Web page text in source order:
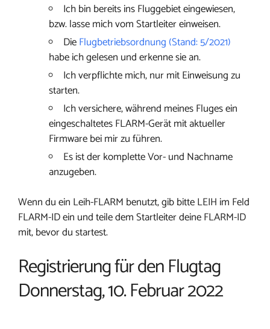
Ich bin bereits ins Fluggebiet eingewiesen,
bzw. lasse mich vom Startleiter einweisen.
DieFlugbetriebsordnung (Stand: 5/2021)
habe ich gelesen und erkenne sie an.
Ich verpflichte mich, nur mit Einweisung zu
starten.
Ich versichere, während meines Fluges ein
eingeschaltetes FLARM-Gerät mit aktueller
Firmware bei mir zu führen.
Es ist der komplette Vor- und Nachname
anzugeben.
Wenn du ein Leih-FLARM benutzt, gib bitte LEIH im Feld
FLARM-ID ein und teile dem Startleiter deine FLARM-ID
mit, bevor du startest.
Registrierung für den Flugtag
Donnerstag, 10. Februar 2022